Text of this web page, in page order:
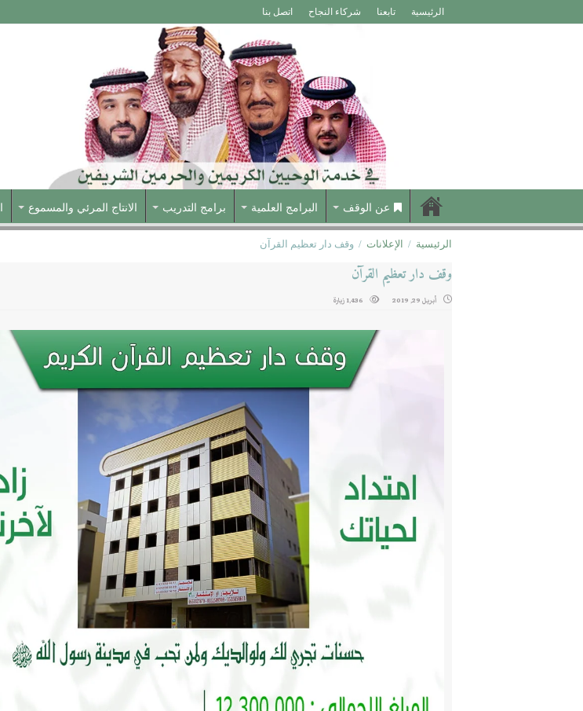
الرئيسية تابعنا شركاء النجاح اتصل بنا
عن الوقف البرامج العلمية برامج التدريب الانتاج المرئي والمسموع
الرئيسية / الإعلانات / وقف دار تعظيم القرآن
وقف دار تعظيم القرآن
أبريل 29, 2019 1,436 زيارة